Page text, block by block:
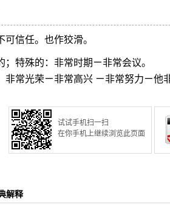
可信任。也作狡滑。
特殊的：非常时期ㄧ非常会议。
常光荣ㄧ非常高兴 ㄧ非常努力ㄧ他
试试手机扫一扫
在你手机上继续浏览此页面
解释